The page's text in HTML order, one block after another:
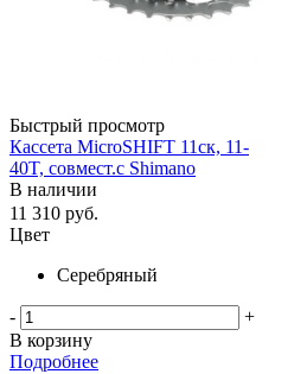
Быстрый просмотр
Кассета MicroSHIFT 11ск, 11-
40T, совмест.с Shimano
В наличии
11 310 руб.
Цвет
Серебряный
-
+
В корзину
Подробнее